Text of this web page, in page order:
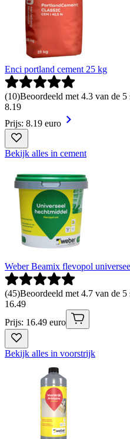
Enci portland cement 25 kg
(10)Beoordeeld met 4.3 van de
8.19
Prijs: 8.19 euro
Bekijk alles in cement
Weber Beamix flevopol
(45)Beoordeeld met 4.7 van de
16.49
Prijs: 16.49 euro
Bekijk alles in voorstrijk